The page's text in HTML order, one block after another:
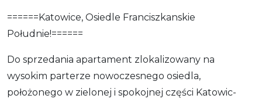
======Katowice, Osiedle Franciszkanskie
Południe!======
Do sprzedania apartament zlokalizowany na
wysokim parterze nowoczesnego osiedla,
położonego w zielonej i spokojnej części Katowic-